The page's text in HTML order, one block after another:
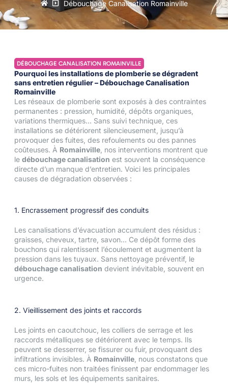
Débouchage Canalisation Romainville
DÉBOUCHAGE CANALISATION ROMAINVILLE
Pourquoi les installations de plomberie se dégradent
sans entretien régulier – Débouchage Canalisation
Romainville
Les réseaux de plomberie sont exposés à des contraintes
permanentes : pression, humidité, dépôts organiques,
variations thermiques… Sans suivi technique, ces
installations se détériorent silencieusement, jusqu’à
provoquer des fuites, des refoulements ou des pannes
coûteuses. À Romainville , nos interventions montrent que
le débouchage canalisation est souvent la conséquence
directe d’un manque d’entretien. Voici les principales
causes de dégradation observées :
1. Encrassement progressif des conduits
Les canalisations d’évacuation accumulent des résidus :
graisses, cheveux, tartre, savon… Ce dépôt forme des
bouchons qui ralentissent l’écoulement et augmentent la
pression dans les tuyaux. Sans nettoyage préventif, le
débouchage canalisation devient inévitable, souvent en
urgence.
2. Vieillissement des joints et raccords
Les joints en caoutchouc, les colliers de serrage et les
raccords métalliques se détériorent avec le temps. Ils
peuvent se desserrer, se fissurer ou fuir, provoquant des
infiltrations invisibles. À Romainville , nous constatons que
ces micro-fuites non traitées finissent par endommager les
murs, les sols et les équipements sanitaires.